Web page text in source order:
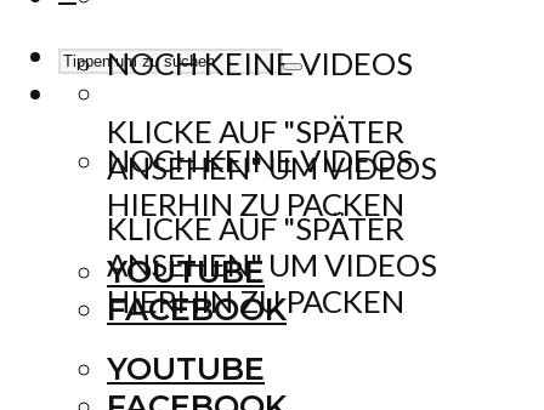
NOCH KEINE VIDEOS
KLICKE AUF "SPÄTER
ANSEHEN" UM VIDEOS
HIERHIN ZU PACKEN
YOUTUBE
FACEBOOK
NOCH KEINE VIDEOS
KLICKE AUF "SPÄTER
ANSEHEN" UM VIDEOS
HIERHIN ZU PACKEN
YOUTUBE